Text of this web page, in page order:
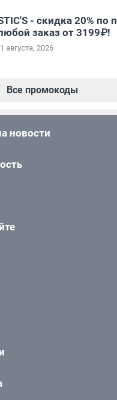
- скидка 20% по
заказ от 3199₽!
августа, 2026
Все промокоды
новости